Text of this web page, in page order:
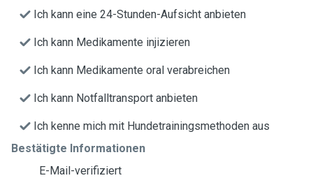
Ich kann eine 24-Stunden-Aufsicht anbieten
Ich kann Medikamente injizieren
Ich kann Medikamente oral verabreichen
Ich kann Notfalltransport anbieten
Ich kenne mich mit Hundetrainingsmethoden aus
Bestätigte Informationen
E-Mail-verifiziert